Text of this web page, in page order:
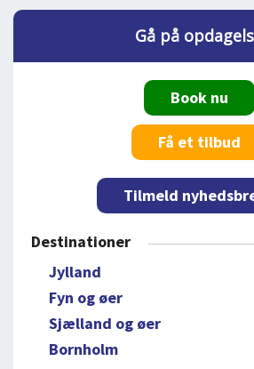
Gå på
Book nu
Få et tilbud
Tilmeld
Destinationer
Jylland
Fyn og øer
Sjælland og øer
Bornholm